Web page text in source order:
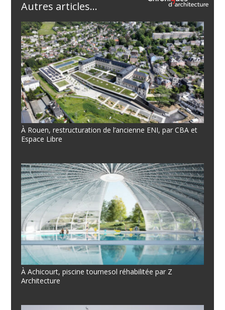
Autres articles...
À Rouen, restructuration de l’ancienne ENI, par CBA et
Espace Libre
À Achicourt, piscine tournesol réhabilitée par Z
Architecture